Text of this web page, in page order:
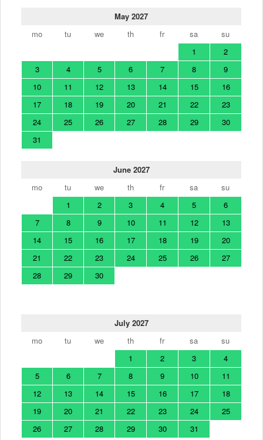
May 2027
mo
tu we th fr sa
su
1
2
3
4 5 6 7 8
9
10
11 12 13 14 15
16
17
18 19 20 21 22
23
24
25 26 27 28 29
30
31
June 2027
mo
tu we th fr sa
su
1
2 3 4 5
6
7
8 9 10 11 12
13
14
15 16 17 18 19
20
21
22 23 24 25 26
27
28
29 30
July 2027
mo
tu we th fr sa
su
1
2 3
4
5
6 7 8 9 10
11
12
13 14 15 16 17
18
19
20 21 22 23 24
25
26
27 28 29 30 31